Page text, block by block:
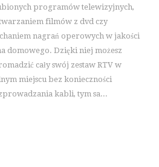
programów telewizyjnych,
filmów z dvd czy
nagrań operowych w jakości
domowego. Dzięki niej możesz
cały swój zestaw RTV w
miejscu bez konieczności
kabli, tym sa...